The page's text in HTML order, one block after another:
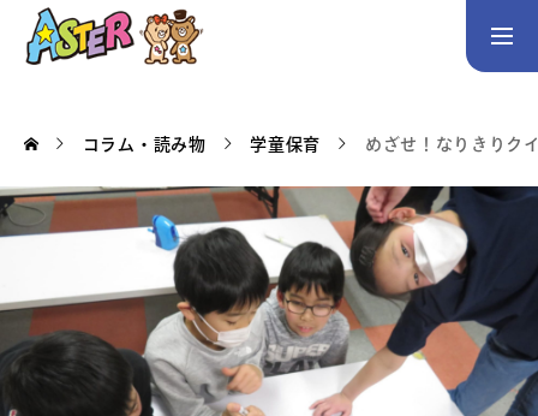
トップページ
コース案内
英会話／プログラミング／3Dデザイン／学童保育
英会話（未就学児） 英会話（小学生） 英会話（中学生）
生徒・保護者の声
コラム・読み物 学童保育 めざせ！なりきりク